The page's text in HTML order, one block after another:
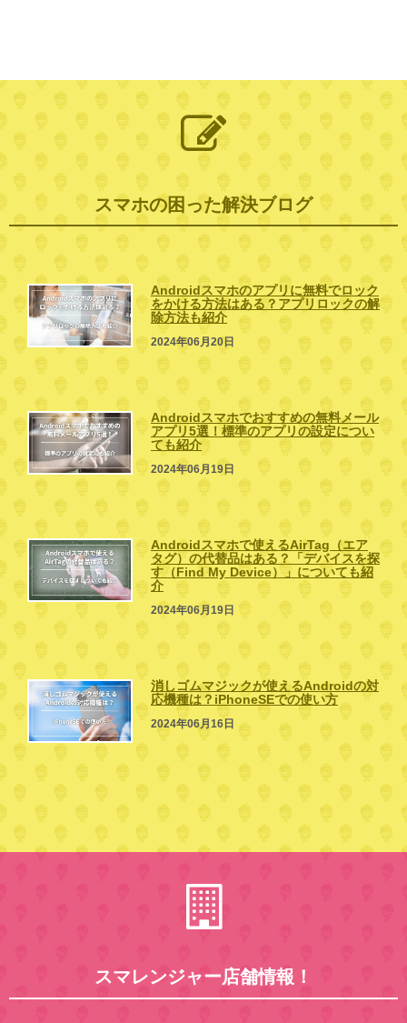
スマホの困った解決ブログ
Androidスマホのアプリに無料でロック
をかける方法はある？アプリロックの解
除方法も紹介
2024年06月20日
Androidスマホでおすすめの無料メール
アプリ5選！標準のアプリの設定につい
ても紹介
2024年06月19日
Androidスマホで使えるAirTag（エア
タグ）の代替品はある？「デバイスを探
す（Find My Device）」についても紹
介
2024年06月19日
消しゴムマジックが使えるAndroidの対
応機種は？iPhoneSEでの使い方
2024年06月16日
スマレンジャー店舗情報！